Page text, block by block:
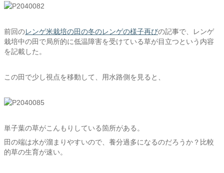
前回のレンゲ米栽培の田の冬のレンゲの様子再びの記事で、レンゲ
栽培中の田で局所的に低温障害を受けている草が目立つという内容
を記載した。
この田で少し視点を移動して、用水路側を見ると、
単子葉の草がこんもりしている箇所がある。
田の端は水が溜まりやすいので、養分過多になるのだろうか？比較
的草の生育が速い。